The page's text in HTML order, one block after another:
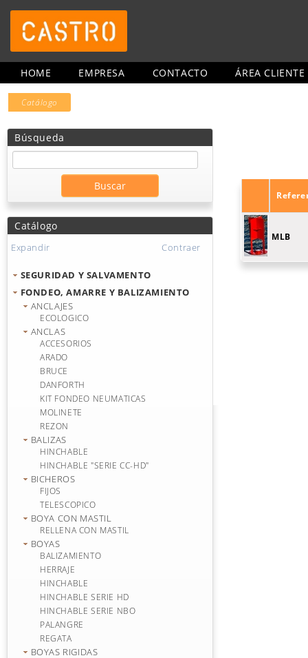
HOME EMPRESA CONTACTO ÁREA CLIENTE
Catálogo
Búsqueda
Catálogo
Expandir Contraer
SEGURIDAD Y SALVAMENTO
FONDEO, AMARRE Y BALIZAMIENTO
ANCLAJES
ECOLOGICO
ANCLAS
ACCESORIOS
ARADO
BRUCE
DANFORTH
KIT FONDEO NEUMATICAS
MOLINETE
REZON
BALIZAS
HINCHABLE
HINCHABLE "SERIE CC-HD"
BICHEROS
FIJOS
TELESCOPICO
BOYA CON MASTIL
RELLENA CON MASTIL
BOYAS
BALIZAMIENTO
HERRAJE
HINCHABLE
HINCHABLE SERIE HD
HINCHABLE SERIE NBO
PALANGRE
REGATA
BOYAS RIGIDAS
MLB